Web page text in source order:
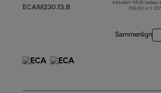
ECAM230.13.B
Inkludert MVA-beløp
799,80 kr (
Sammenlign